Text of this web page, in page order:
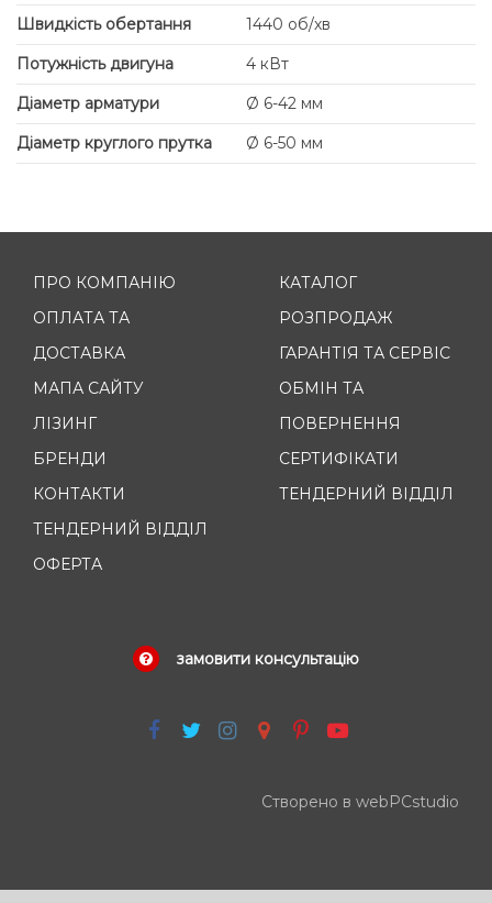
Швидкість обертання
1440 об/хв
Потужність двигуна
4 кВт
Діаметр арматури
Ø 6-42 мм
Діаметр круглого прутка
Ø 6-50 мм
ПРО КОМПАНІЮ
ОПЛАТА ТА
ДОСТАВКА
МАПА САЙТУ
ЛІЗИНГ
БРЕНДИ
КОНТАКТИ
ТЕНДЕРНИЙ ВІДДІЛ
ОФЕРТА
КАТАЛОГ
РОЗПРОДАЖ
ГАРАНТІЯ ТА СЕРВІС
ОБМІН ТА
ПОВЕРНЕННЯ
СЕРТИФІКАТИ
ТЕНДЕРНИЙ ВІДДІЛ
замовити консультацію
Створено в webPCstudio